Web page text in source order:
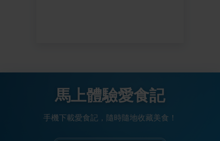
馬上體驗愛食記
手機下載愛食記，隨時隨地收藏美食！